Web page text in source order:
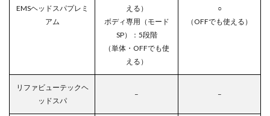
EMSヘッドスパプレミ
アム
える）
ボディ専用（モード
SP）：5段階
（単体・OFFでも使
える）
○
（OFFでも使える）
リファビューテックヘ
ッドスパ
– –